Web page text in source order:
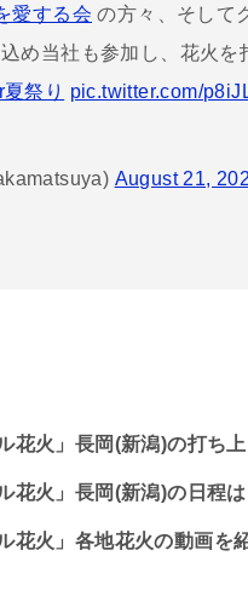
愛する会 の方々、そして
め当社も参加し、花火を
祭り pic.twitter.com/
August 21,
花火」長岡(新潟)の打ち
花火」長岡(新潟)の日程は
花火」各地花火の動画を